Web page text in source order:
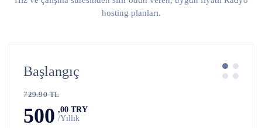
hosting planları.
Başlangıç
729.90 TL
500 ,00 TRY
/Yıllık